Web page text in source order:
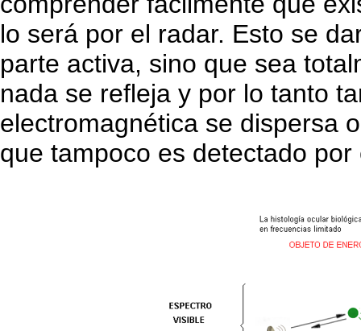
lo será por el radar. Esto se
parte activa, sino que sea
nada se refleja y por lo tanto
electromagnética se dispersa
que tampoco es detectado por